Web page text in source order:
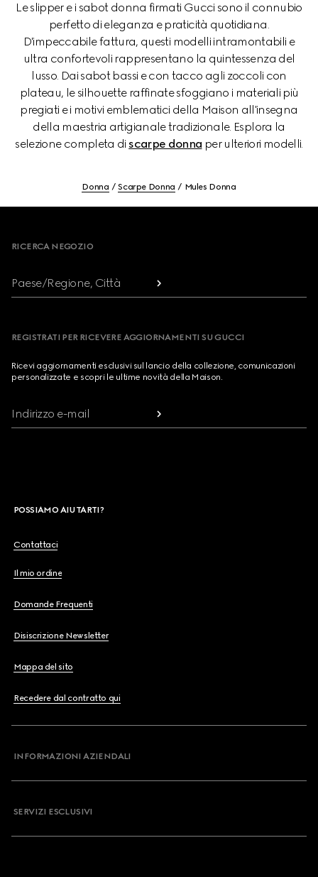
Le slipper e i sabot donna firmati Gucci sono il connubio
perfetto di eleganza e praticità quotidiana.
D'impeccabile fattura, questi modelli intramontabili e
ultra confortevoli rappresentano la quintessenza del
lusso. Dai sabot bassi e con tacco agli zoccoli con
plateau, le silhouette raffinate sfoggiano i materiali più
pregiati e i motivi emblematici della Maison all'insegna
della maestria artigianale tradizionale. Esplora la
selezione completa di scarpe donna per ulteriori modelli.
Donna Scarpe Donna Mules Donna
RICERCA NEGOZIO
Paese/Regione, Città
REGISTRATI PER RICEVERE AGGIORNAMENTI SU GUCCI
Ricevi aggiornamenti esclusivi sul lancio della collezione, comunicazioni
personalizzate e scopri le ultime novità della Maison.
Indirizzo e-mail
POSSIAMO AIUTARTI?
Contattaci
Il mio ordine
Domande Frequenti
Disiscrizione Newsletter
Mappa del sito
Recedere dal contratto qui
INFORMAZIONI AZIENDALI
SERVIZI ESCLUSIVI